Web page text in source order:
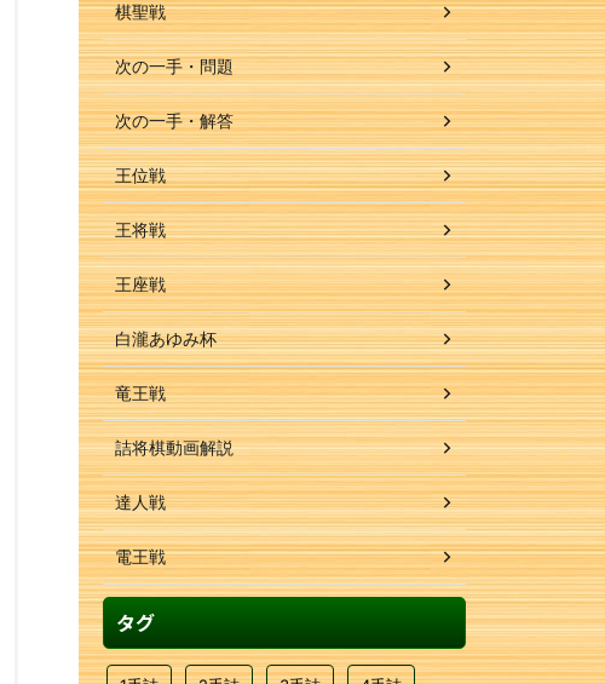
棋聖戦
次の一手・問題
次の一手・解答
王位戦
王将戦
王座戦
白瀧あゆみ杯
竜王戦
詰将棋動画解説
達人戦
電王戦
タグ